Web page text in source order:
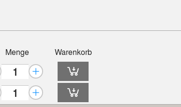
Menge Warenkorb